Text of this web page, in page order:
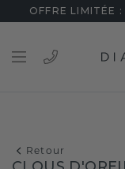
OFFRE LIMITÉE
Retour